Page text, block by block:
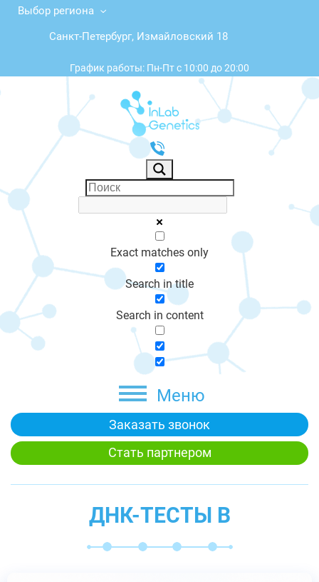
Выбор региона
Санкт-Петербург, Измайловский 18
График работы: Пн-Пт с 10:00 до 20:00
Exact matches only
Search in title
Search in content
Меню
Заказать звонок
Стать партнером
ДНК-ТЕСТЫ В